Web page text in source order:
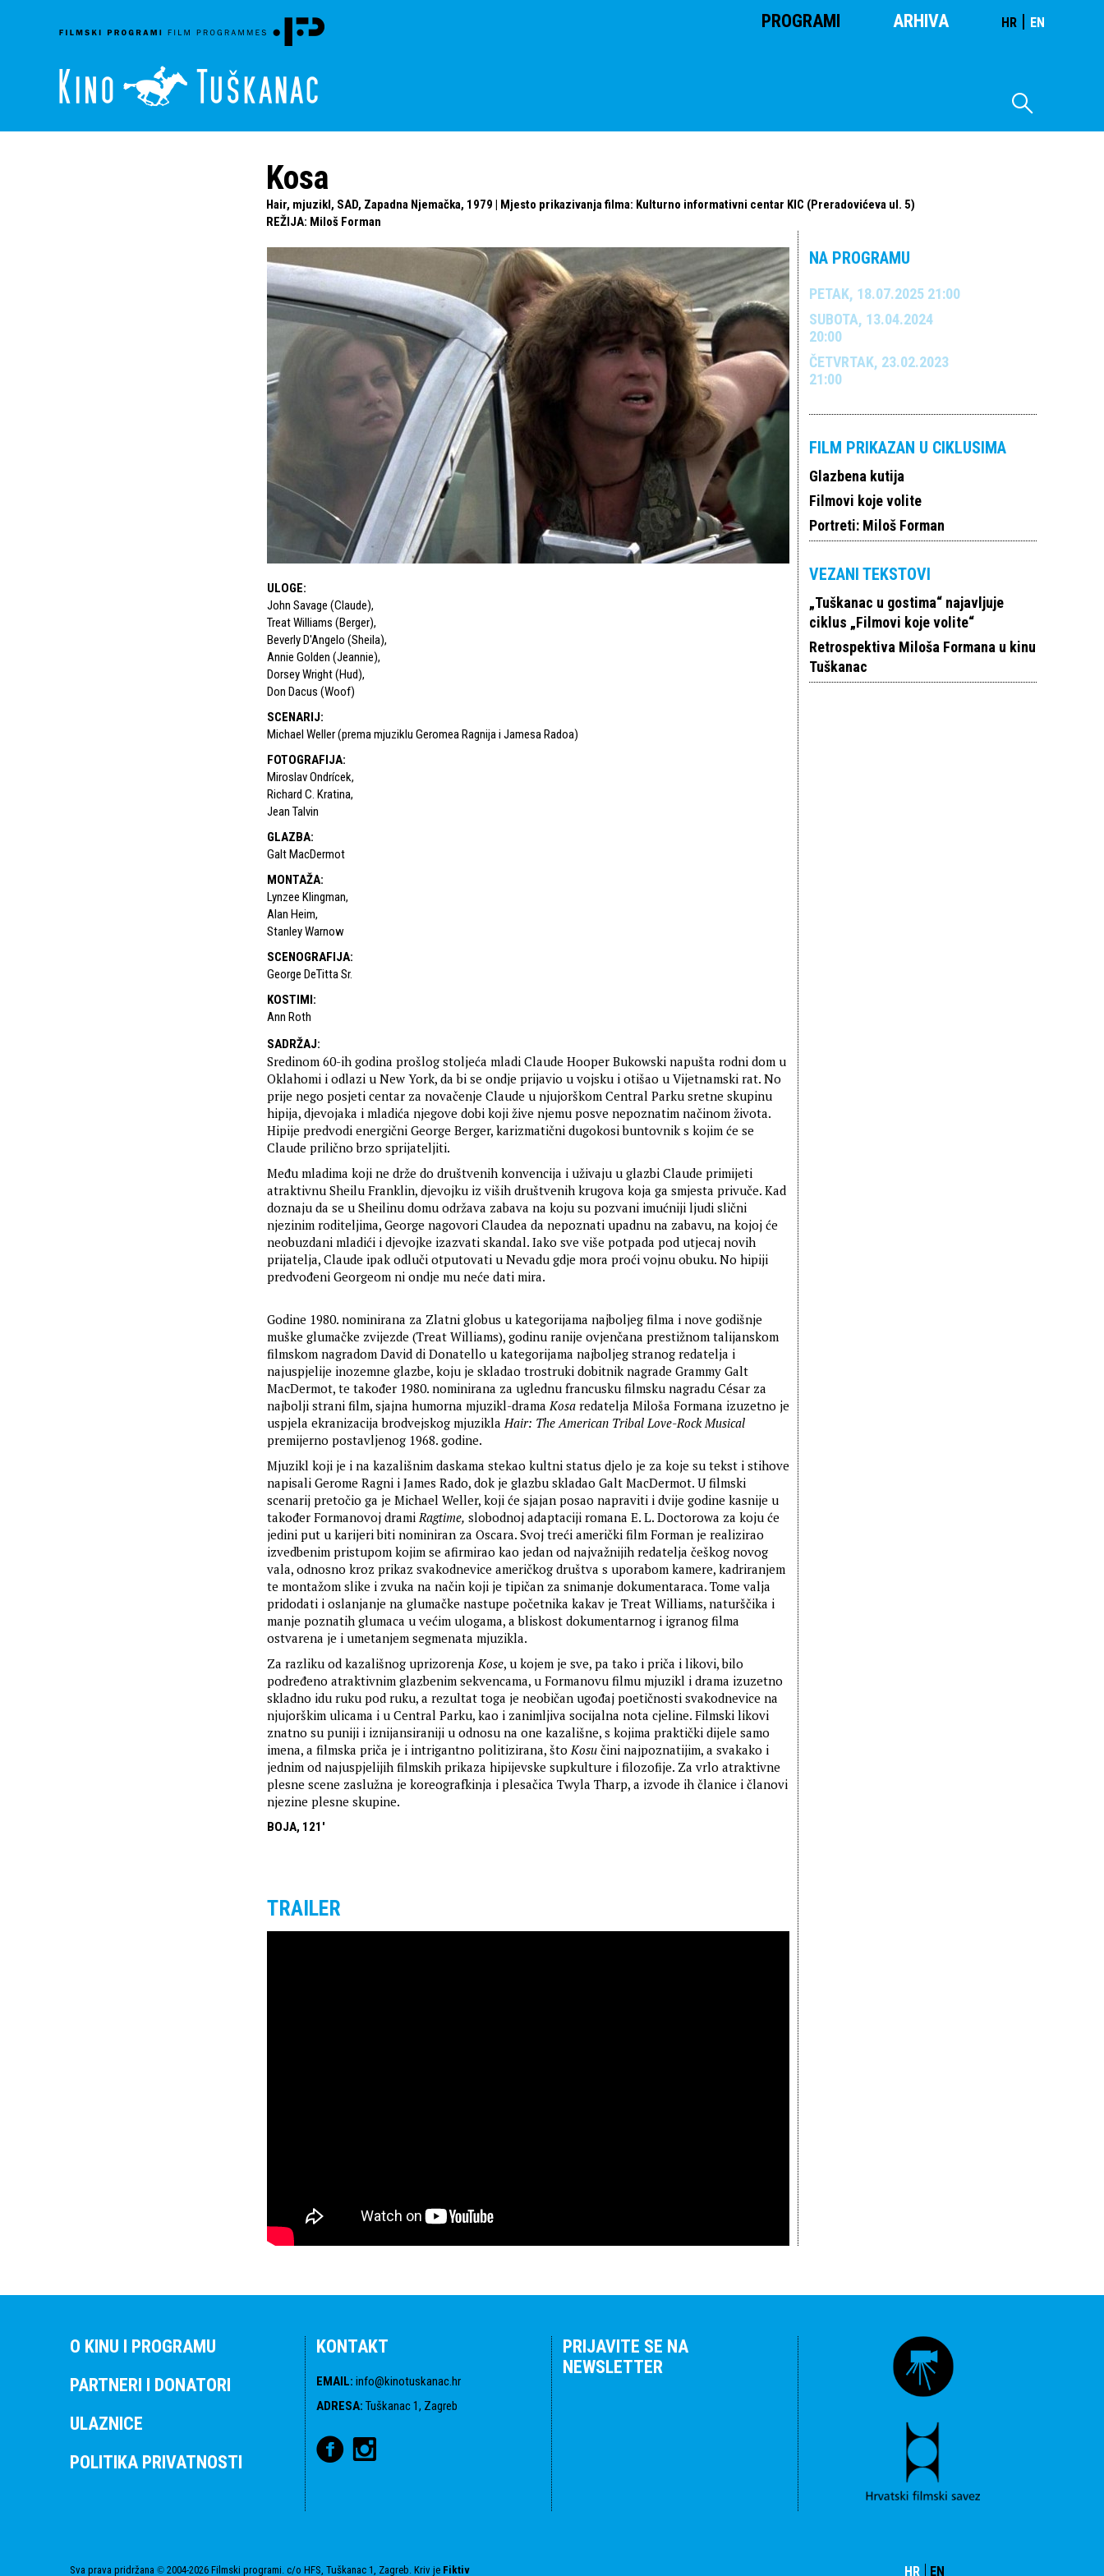
PROGRAMI ARHIVA HR | EN
Kosa
Hair, mjuzikl, SAD, Zapadna Njemačka, 1979 | Mjesto prikazivanja filma: Kulturno informativni centar KIC (Preradovićeva ul. 5)
REŽIJA: Miloš Forman
ULOGE:
John Savage (Claude),
Treat Williams (Berger),
Beverly D'Angelo (Sheila),
Annie Golden (Jeannie),
Dorsey Wright (Hud),
Don Dacus (Woof)
SCENARIJ:
Michael Weller (prema mjuziklu Geromea Ragnija i Jamesa Radoa)
FOTOGRAFIJA:
Miroslav Ondrícek,
Richard C. Kratina,
Jean Talvin
GLAZBA:
Galt MacDermot
MONTAŽA:
Lynzee Klingman,
Alan Heim,
Stanley Warnow
SCENOGRAFIJA:
George DeTitta Sr.
KOSTIMI:
Ann Roth
SADRŽAJ:
Sredinom 60-ih godina prošlog stoljeća mladi Claude Hooper Bukowski napušta rodni dom u
Oklahomi i odlazi u New York, da bi se ondje prijavio u vojsku i otišao u Vijetnamski rat. No
prije nego posjeti centar za novačenje Claude u njujorškom Central Parku sretne skupinu
hipija, djevojaka i mladića njegove dobi koji žive njemu posve nepoznatim načinom života.
Hipije predvodi energični George Berger, karizmatični dugokosi buntovnik s kojim će se
Claude prilično brzo sprijateljiti.
Među mladima koji ne drže do društvenih konvencija i uživaju u glazbi Claude primijeti
atraktivnu Sheilu Franklin, djevojku iz viših društvenih krugova koja ga smjesta privuče. Kad
doznaju da se u Sheilinu domu održava zabava na koju su pozvani imućniji ljudi slični
njezinim roditeljima, George nagovori Claudea da nepoznati upadnu na zabavu, na kojoj će
neobuzdani mladići i djevojke izazvati skandal. Iako sve više potpada pod utjecaj novih
prijatelja, Claude ipak odluči otputovati u Nevadu gdje mora proći vojnu obuku. No hipiji
predvođeni Georgeom ni ondje mu neće dati mira.
Godine 1980. nominirana za Zlatni globus u kategorijama najboljeg filma i nove godišnje
muške glumačke zvijezde (Treat Williams), godinu ranije ovjenčana prestižnom talijanskom
filmskom nagradom David di Donatello u kategorijama najboljeg stranog redatelja i
najuspjelije inozemne glazbe, koju je skladao trostruki dobitnik nagrade Grammy Galt
MacDermot, te također 1980. nominirana za uglednu francusku filmsku nagradu César za
najbolji strani film, sjajna humorna mjuzikl-dramaKosa redatelja Miloša Formana izuzetno je
uspjela ekranizacija brodvejskog mjuziklaHair: The American Tribal Love-Rock Musical
premijerno postavljenog 1968. godine.
Mjuzikl koji je i na kazališnim daskama stekao kultni status djelo je za koje su tekst i stihove
napisali Gerome Ragni i James Rado, dok je glazbu skladao Galt MacDermot. U filmski
scenarij pretočio ga je Michael Weller, koji će sjajan posao napraviti i dvije godine kasnije u
također Formanovoj dramiRagtime, slobodnoj adaptaciji romana E. L. Doctorowa za koju će
jedini put u karijeri biti nominiran za Oscara. Svoj treći američki film Forman je realizirao
izvedbenim pristupom kojim se afirmirao kao jedan od najvažnijih redatelja češkog novog
vala, odnosno kroz prikaz svakodnevice američkog društva s uporabom kamere, kadriranjem
te montažom slike i zvuka na način koji je tipičan za snimanje dokumentaraca. Tome valja
pridodati i oslanjanje na glumačke nastupe početnika kakav je Treat Williams, naturščika i
manje poznatih glumaca u većim ulogama, a bliskost dokumentarnog i igranog filma
ostvarena je i umetanjem segmenata mjuzikla.
Za razliku od kazališnog uprizorenjaKose, u kojem je sve, pa tako i priča i likovi, bilo
podređeno atraktivnim glazbenim sekvencama, u Formanovu filmu mjuzikl i drama izuzetno
skladno idu ruku pod ruku, a rezultat toga je neobičan ugođaj poetičnosti svakodnevice na
njujorškim ulicama i u Central Parku, kao i zanimljiva socijalna nota cjeline. Filmski likovi
znatno su puniji i iznijansiraniji u odnosu na one kazališne, s kojima praktički dijele samo
imena, a filmska priča je i intrigantno politizirana, štoKosu čini najpoznatijim, a svakako i
jednim od najuspjelijih filmskih prikaza hipijevske supkulture i filozofije. Za vrlo atraktivne
plesne scene zaslužna je koreografkinja i plesačica Twyla Tharp, a izvode ih članice i članovi
njezine plesne skupine.
BOJA, 121'
TRAILER
NA PROGRAMU
PETAK, 18.07.2025 21:00
SUBOTA, 13.04.2024
20:00
ČETVRTAK, 23.02.2023
21:00
FILM PRIKAZAN U CIKLUSIMA
Glazbena kutija
Filmovi koje volite
Portreti: Miloš Forman
VEZANI TEKSTOVI
„Tuškanac u gostima“ najavljuje
ciklus „Filmovi koje volite“
Retrospektiva Miloša Formana u kinu
Tuškanac
O KINU I PROGRAMU
PARTNERI I DONATORI
ULAZNICE
POLITIKA PRIVATNOSTI
KONTAKT
EMAIL: info@kinotuskanac.hr
ADRESA: Tuškanac 1, Zagreb
PRIJAVITE SE NA
NEWSLETTER
HR EN
Sva prava pridržana © 2004-2026 Filmski programi. c/o HFS, Tuškanac 1, Zagreb. Kriv je Fiktiv